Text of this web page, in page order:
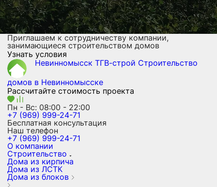
Приглашаем к сотрудничеству компании,
занимающиеся строительством домов
Узнать условия
Невинномысск ТГВ-строй Строительство
домов в Невинномысске
Рассчитайте стоимость проекта
Пн - Вс: 08:00 - 22:00
+7 (969) 999-24-71
Бесплатная консультация
Наш телефон
+7 (969) 999-24-71
О компании
Строительство
Дома из кирпича
Дома из ЛСТК
Дома из блоков